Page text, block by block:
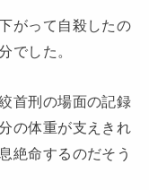
がって自殺したの
でした。
首刑の場面の記録
の体重が支えきれ
絶命するのだそう